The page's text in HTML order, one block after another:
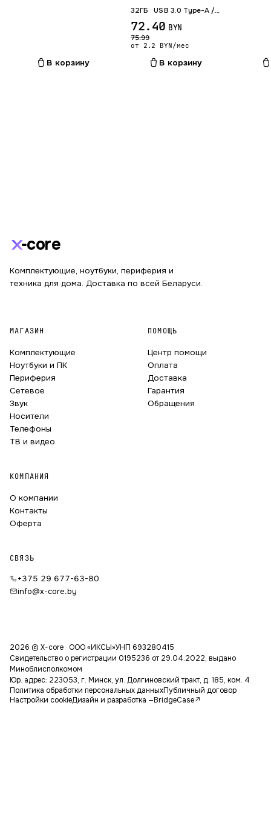
В корзину
32ГБ · USB 3.0 Type-A / Type-C
72.40 BYN
75.99
от 2.2 BYN/мес
В корзину
core
Комплектующие, ноутбуки, периферия и
техника для дома. Доставка по всей Беларуси.
МАГАЗИН
Комплектующие
Ноутбуки и ПК
Периферия
Сетевое
Звук
Носители
Телефоны
ТВ и видео
ПОМОЩЬ
Центр помощи
Оплата
Доставка
Гарантия
Обращения
КОМПАНИЯ
О компании
Контакты
Оферта
СВЯЗЬ
+375 29 677-63-80
info@x-core.by
2026 © X-core · ООО «ИКСЫ»УНП 693280415
Свидетельство о регистрации 0195236 от 29.04.2022, выдано
Миноблисполкомом
Юр. адрес: 223053, г. Минск, ул. Долгиновский тракт, д. 185, ком. 4
Политика обработки персональных данныхПубличный договор
Настройки cookieДизайн и разработка —BridgeCase↗